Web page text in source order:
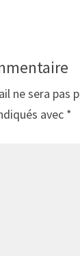
ne sera pas
avec *